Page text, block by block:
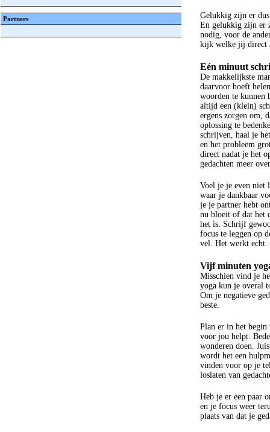
Partners
Gelukkig zijn er
En gelukkig zijn er
nodig, voor de
kijk welke jij direct
Eén minuut
De makkelijkste
daarvoor hoeft
woorden te kunnen
altijd een (klein)
ergens zorgen om,
oplossing te
schrijven, haal je
en het probleem
direct nadat je het
gedachten meer
Voel je je even niet
waar je dankbaar
je je partner hebt
nu bloeit of dat het
het is. Schrijf
focus te leggen op
vel. Het werkt
Vijf minuten
Misschien vind je
yoga kun je overal
Om je negatieve
beste.
Plan er in het
voor jou helpt.
wonderen doen.
wordt het een
vinden voor op je
loslaten van
Heb je er een paar
en je focus weer
plaats van dat je